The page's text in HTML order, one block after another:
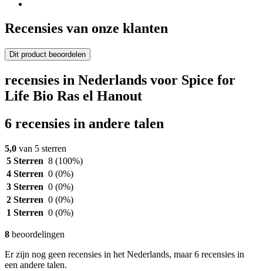
Recensies van onze klanten
Dit product beoordelen
recensies in Nederlands voor Spice for
Life Bio Ras el Hanout
6 recensies in andere talen
5,0 van 5 sterren
5 Sterren 8 (100%)
4 Sterren 0 (0%)
3 Sterren 0 (0%)
2 Sterren 0 (0%)
1 Sterren 0 (0%)
8 beoordelingen
Er zijn nog geen recensies in het Nederlands, maar 6 recensies in
een andere talen.